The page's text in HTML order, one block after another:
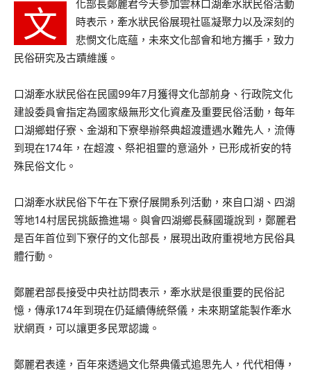
文
化部長鄭麗君今天參加雲林口湖牽水狀民俗活動
時表示，牽水狀民俗展現社區凝聚力以及深刻的
悲憫文化底蘊，未來文化部會和地方攜手，致力
民俗研究及古蹟維護。
口湖牽水狀民俗在民國99年7月獲得文化部前身、行政院文化
建設委員會指定為國家級無形文化資產及重要民俗活動，每年
口湖鄉蚶仔寮、金湖和下寮舉辦祭典超渡遭遇水難先人，流傳
到現在174年，在超渡、祭祀祖靈的意涵外，已形成祈安的特
殊民俗文化。
口湖牽水狀民俗下午在下寮仔展開系列活動，來自口湖、四湖
等地14村居民挑飯擔進場。與會四湖鄉長蘇國瓏說到，鄭麗君
是百年首位到下寮仔的文化部長，展現出政府重視地方民俗具
體行動。
鄭麗君部長接受中央社訪問表示，牽水狀是很重要的民俗記
憶，傳承174年到現在仍延續傳統祭儀，未來期望能製作牽水
狀網頁，可以讓更多民眾認識。
鄭麗君表達，百年來透過文化祭典儀式追思先人，代代相傳，